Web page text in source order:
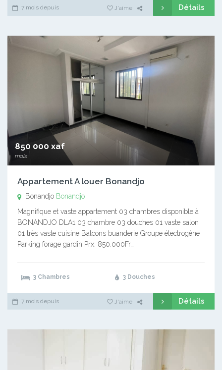
7 mois depuis J'aime Détails
850 000 xaf
mois
Appartement A louer Bonandjo
Bonandjo Bonandjo
Magnifique et vaste appartement 03 chambres disponible à
BONANDJO DLA1 03 chambre 03 douches 01 vaste salon
01 très vaste cuisine Balcons buanderie Groupe électrogène
Parking forage gardin Prx: 850.000Fr…
3 Chambres 3 Douches
7 mois depuis J'aime Détails